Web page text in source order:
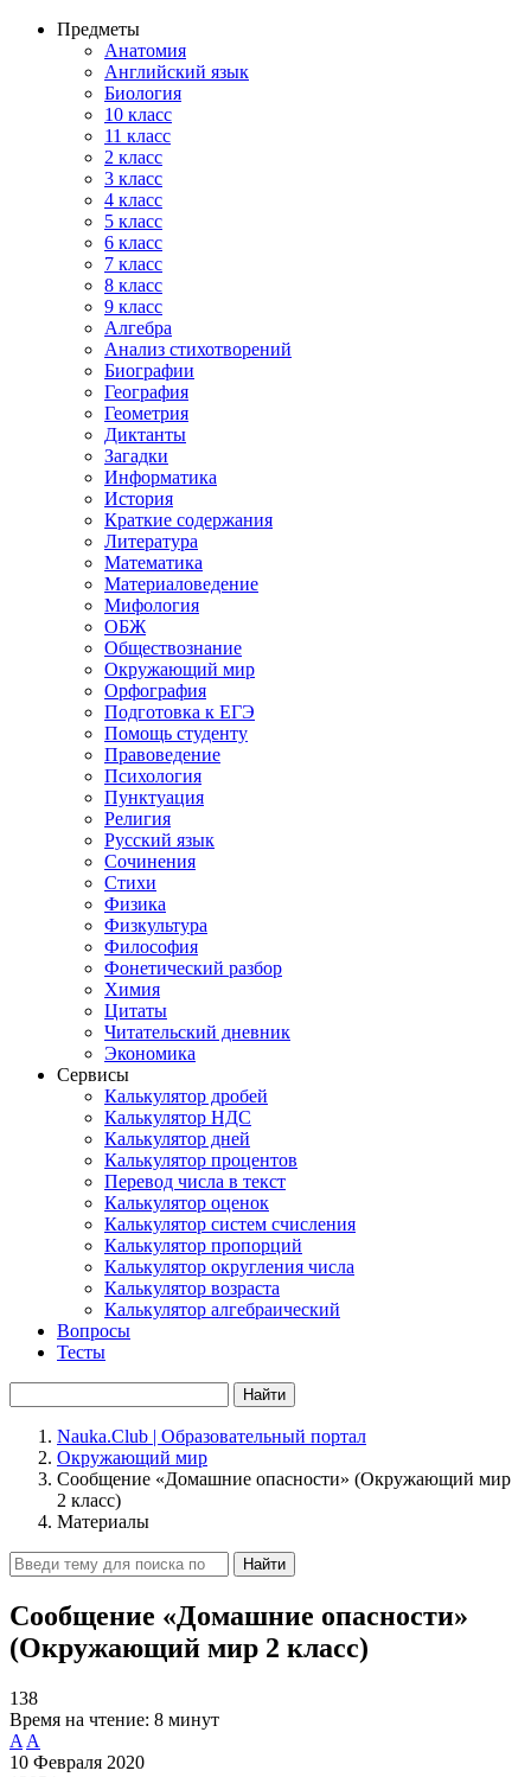
Предметы
Анатомия
Английский язык
Биология
10 класс
11 класс
2 класс
3 класс
4 класс
5 класс
6 класс
7 класс
8 класс
9 класс
Алгебра
Анализ стихотворений
Биографии
География
Геометрия
Диктанты
Загадки
Информатика
История
Краткие содержания
Литература
Математика
Материаловедение
Мифология
ОБЖ
Обществознание
Окружающий мир
Орфография
Подготовка к ЕГЭ
Помощь студенту
Правоведение
Психология
Пунктуация
Религия
Русский язык
Сочинения
Стихи
Физика
Физкультура
Философия
Фонетический разбор
Химия
Цитаты
Читательский дневник
Экономика
Сервисы
Калькулятор дробей
Калькулятор НДС
Калькулятор дней
Калькулятор процентов
Перевод числа в текст
Калькулятор оценок
Калькулятор систем счисления
Калькулятор пропорций
Калькулятор округления числа
Калькулятор возраста
Калькулятор алгебраический
Вопросы
Тесты
Найти
Nauka.Club | Образовательный портал
Окружающий мир
Сообщение «Домашние опасности» (Окружающий мир
2 класс)
Материалы
Найти
Сообщение «Домашние опасности»
(Окружающий мир 2 класс)
138
Время на чтение: 8 минут
A A
10 Февраля 2020